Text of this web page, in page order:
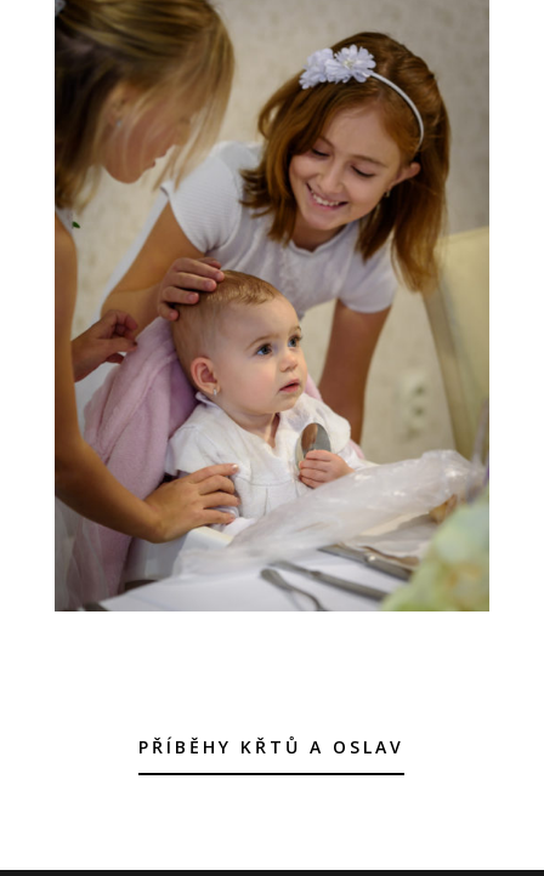
PŘÍBĚHY KŘTŮ A OSLAV